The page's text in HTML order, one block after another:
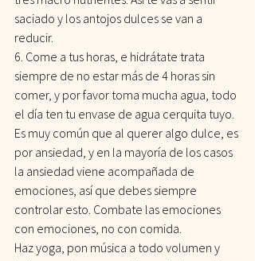
saciado y los antojos dulces se van a
reducir.
6. Come a tus horas, e hidrátate trata
siempre de no estar más de 4 horas sin
comer, y por favor toma mucha agua, todo
el día ten tu envase de agua cerquita tuyo.
Es muy común que al querer algo dulce, es
por ansiedad, y en la mayoría de los casos
la ansiedad viene acompañada de
emociones, así que debes siempre
controlar esto. Combate las emociones
con emociones, no con comida.
Haz yoga, pon música a todo volumen y